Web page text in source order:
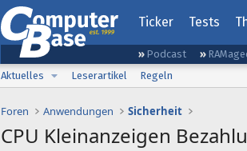
Ticker Tests
Podcast
Aktuelles
Leserartikel Regeln
Foren Anwendungen Sicherheit
CPU Kleinanzeigen